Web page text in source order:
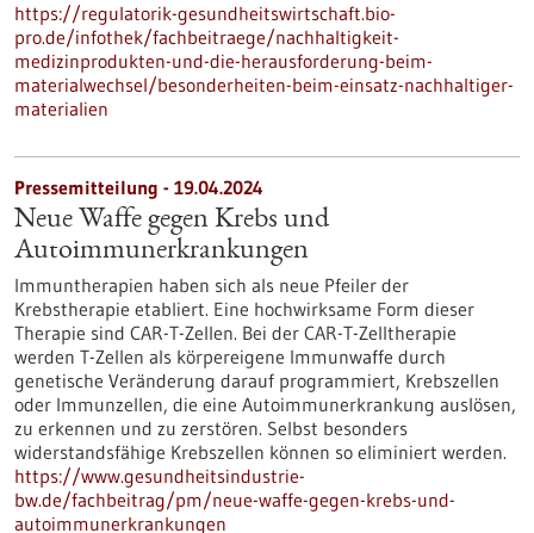
https://regulatorik-gesundheitswirtschaft.bio-
pro.de/infothek/fachbeitraege/nachhaltigkeit-
medizinprodukten-und-die-herausforderung-beim-
materialwechsel/besonderheiten-beim-einsatz-nachhaltiger-
materialien
Pressemitteilung - 19.04.2024
Neue Waffe gegen Krebs und
Autoimmunerkrankungen
Immuntherapien haben sich als neue Pfeiler der
Krebstherapie etabliert. Eine hochwirksame Form dieser
Therapie sind CAR-T-Zellen. Bei der CAR-T-Zelltherapie
werden T-Zellen als körpereigene Immunwaffe durch
genetische Veränderung darauf programmiert, Krebszellen
oder Immunzellen, die eine Autoimmunerkrankung auslösen,
zu erkennen und zu zerstören. Selbst besonders
widerstandsfähige Krebszellen können so eliminiert werden.
https://www.gesundheitsindustrie-
bw.de/fachbeitrag/pm/neue-waffe-gegen-krebs-und-
autoimmunerkrankungen